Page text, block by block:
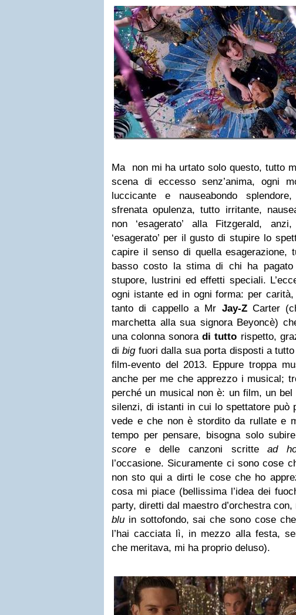
Ma non mi ha urtato solo questo, tutto
scena di eccesso senz’anima, ogni
luccicante e nauseabondo
sfrenata opulenza, tutto irritante,
non ‘esagerato’ alla Fitzgerald,
‘esagerato’ per il gusto di stupire lo
capire il senso di quella esagerazione,
basso costo la stima di chi ha
stupore, lustrini ed effetti speciali.
ogni istante ed in ogni forma: per
tanto di cappello a Mr Jay-ZCarter
marchetta alla sua signora Beyoncè)
una colonna sonoradi tutto rispetto,
dibigfuori dalla sua porta disposti a
film-evento del 2013. Eppure troppa
anche per me che apprezzo i musical;
perché un musical non è: un film, un
silenzi, di istanti in cui lo spettatore può
vede e che non è stordito da rullate e
tempo per pensare, bisogna solo
score e delle canzoni scrittead
l’occasione. Sicuramente ci sono cose
non sto qui a dirti le cose che ho
cosa mi piace (bellissima l’idea dei
party, diretti dal maestro d’orchestra con,
blu in sottofondo, sai che sono cose
l’hai cacciata lì, in mezzo alla festa,
che meritava, mi ha proprio deluso).